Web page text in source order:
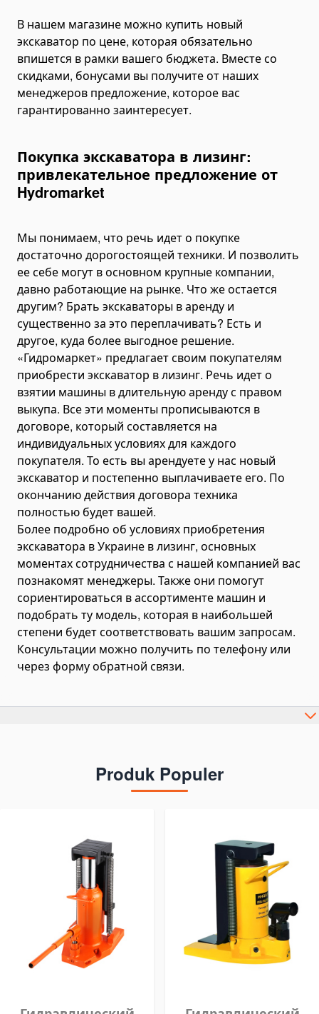
В нашем магазине можно купить новый
экскаватор по цене, которая обязательно
впишется в рамки вашего бюджета. Вместе со
скидками, бонусами вы получите от наших
менеджеров предложение, которое вас
гарантированно заинтересует.
Покупка экскаватора в лизинг:
привлекательное предложение от
Hydromarket
Мы понимаем, что речь идет о покупке
достаточно дорогостоящей техники. И позволить
ее себе могут в основном крупные компании,
давно работающие на рынке. Что же остается
другим? Брать экскаваторы в аренду и
существенно за это переплачивать? Есть и
другое, куда более выгодное решение.
«Гидромаркет» предлагает своим покупателям
приобрести экскаватор в лизинг. Речь идет о
взятии машины в длительную аренду с правом
выкупа. Все эти моменты прописываются в
договоре, который составляется на
индивидуальных условиях для каждого
покупателя. То есть вы арендуете у нас новый
экскаватор и постепенно выплачиваете его. По
окончанию действия договора техника
полностью будет вашей.
Более подробно об условиях приобретения
экскаватора в Украине в лизинг, основных
моментах сотрудничества с нашей компанией вас
познакомят менеджеры. Также они помогут
сориентироваться в ассортименте машин и
подобрать ту модель, которая в наибольшей
степени будет соответствовать вашим запросам.
Консультации можно получить по телефону или
через форму обратной связи.
Produk Populer